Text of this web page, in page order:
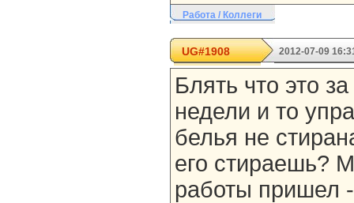
Работа / Коллеги
UG#1908 2012-07-09
Блять что это
недели и то
белья не
его стираешь?
работы пришел